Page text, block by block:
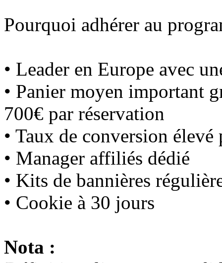
Pourquoi adhérer au
• Leader en Europe avec
• Panier moyen important
700€ par réservation
• Taux de conversion
• Manager affiliés dédié
• Kits de bannières
• Cookie à 30 jours
Nota :